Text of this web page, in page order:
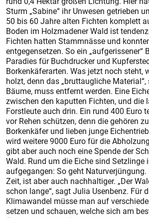
Sturm „Sabine“ ihr Unwesen getrieben
50 bis 60 Jahre alten Fichten komplett
Boden im Holzmadener Wald ist
Fichten hatten Stammnässe und
entgegensetzen. So ein „aufgerissener“
Paradies für Buchdrucker und
Borkenkä­fer­arten. Was jetzt noch steht,
holzt, denn das „bruttaugliche
Bäume, muss entfernt werden. Eine
zwischen den kaputten Fichten, und die
Forstleute auch drin. Ein rund 400 Euro
vor Rehen schützen, denn die gehören
Borkenkäfer und lieben junge
wird weitere 9000 Euro für die
gibt aber auch noch eine Spende der
Wald. Rund um die Eiche sind Setzlinge
aufgegangen: So geht
Zeit, ist aber auch nachhaltiger. „Der
schon lange“, sagt Julia Usenbenz. Für
Klimawandel müsse man auf
setzen und schauen, welche sich am